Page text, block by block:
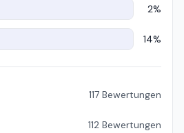
2%
14%
117 Bewertungen
112 Bewertungen